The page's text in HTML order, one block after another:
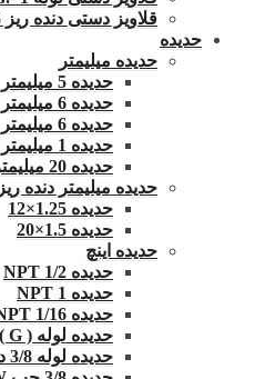
قلاویز دستی دنده ریز 10X1.25
حدیده
حدیده میلیمتر
حدیده 5 میلیمتر
حدیده 6 میلیمتر
حدیده 6 میلیمتر چپ
حدیده 1 میلیمتر
حدیده 20 میلیمتر چپ
حدیده میلیمتر دنده ریز
حدیده 1.25×12
حدیده 1.5×20
حدیده اینچ
حدیده 1/2 NPT
حدیده NPT 1
حدیده 1/16 NPT
حدیده لوله ( G )
حدیده لوله 3/8 دور کوچک